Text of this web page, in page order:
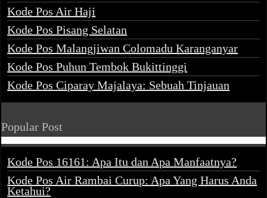
Kode Pos Air Haji
Kode Pos Pisang Selatan
Kode Pos Malangjiwan Colomadu Karanganyar
Kode Pos Puhun Tembok Bukittinggi
Kode Pos Ciparay Majalaya: Sebuah Tinjauan
Popular Post
Kode Pos 16161: Apa Itu dan Apa Manfaatnya?
Kode Pos Air Rambai Curup: Apa Yang Harus Anda
Ketahui?